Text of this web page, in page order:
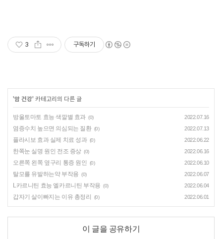
3 구독하기
'암 건강' 카테고리의 다른 글
방울토마토 효능 색깔별 효과 (0) 2022.07.16
염증수치 높으면 의심되는 질환 (0) 2022.07.13
플라시보 효과 실제 치료 성과 (0) 2022.06.22
한쪽눈 실명 원인 전조 증상 (0) 2022.06.16
오른쪽 왼쪽 옆구리 통증 원인 (0) 2022.06.10
탈모를 유발하는약 부작용 (0) 2022.06.07
L카르니틴 효능 엘카르니틴 부작용 (0) 2022.06.04
갑자기 살이빠지는 이유 총정리 (0) 2022.06.01
이 글을 공유하기